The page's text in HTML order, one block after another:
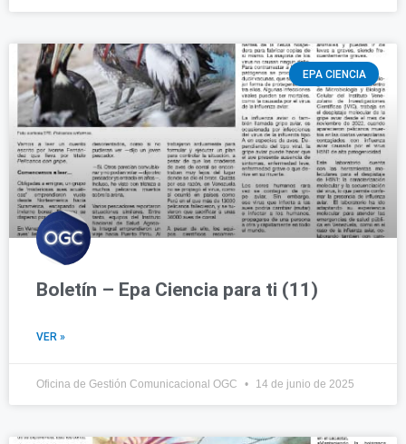
EPA CIENCIA
Boletín – Epa Ciencia para ti (11)
VER »
Oficina de Gestión Comunicacional OGC 14 de junio de 2025